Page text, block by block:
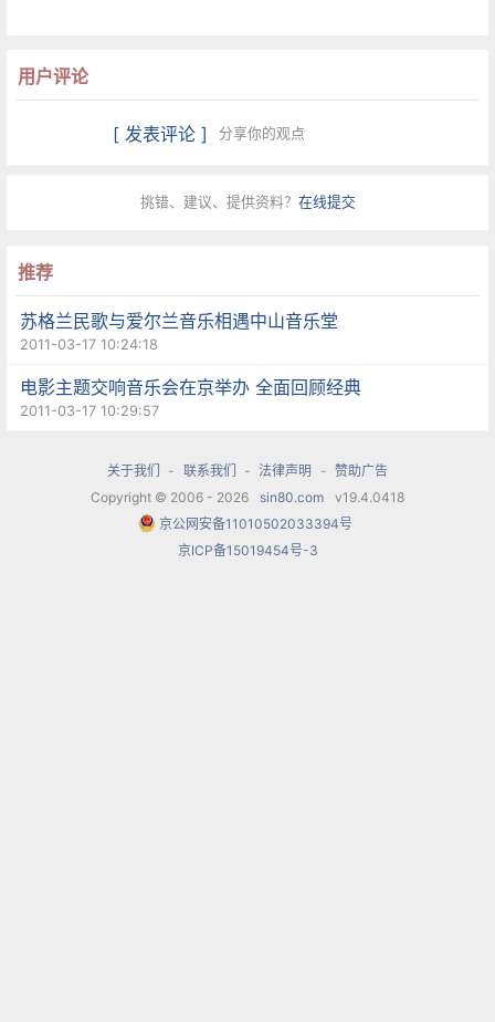
用户评论
[ 发表评论 ] 分享你的观点
挑错、建议、提供资料？ 在线提交
推荐
苏格兰民歌与爱尔兰音乐相遇中山音乐堂
2011-03-17 10:24:18
电影主题交响音乐会在京举办 全面回顾经典
2011-03-17 10:29:57
关于我们 - 联系我们 - 法律声明 - 赞助广告
Copyright © 2006 - 2026
sin80.com
v19.4.0418
京公网安备11010502033394号
京ICP备15019454号-3